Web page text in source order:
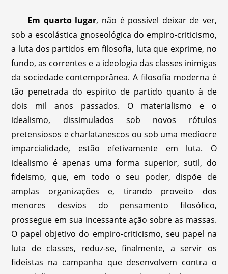
Em quarto lugar, não é possível deixar de ver,
sob a escolástica gnoseológica do empiro-criticismo,
a luta dos partidos em filosofia, luta que exprime, no
fundo, as correntes e a ideologia das classes inimigas
da sociedade contemporânea. A filosofia moderna é
tão penetrada do espirito de partido quanto à de
dois mil anos passados. O materialismo e o
idealismo, dissimulados sob novos rótulos
pretensiosos e charlatanescos ou sob uma medíocre
imparcialidade, estão efetivamente em luta. O
idealismo é apenas uma forma superior, sutil, do
fideismo, que, em todo o seu poder, dispõe de
amplas organizações e, tirando proveito dos
menores desvios do pensamento filosófico,
prossegue em sua incessante ação sobre as massas.
O papel objetivo do empiro-criticismo, seu papel na
luta de classes, reduz-se, finalmente, a servir os
fideístas na campanha que desenvolvem contra o